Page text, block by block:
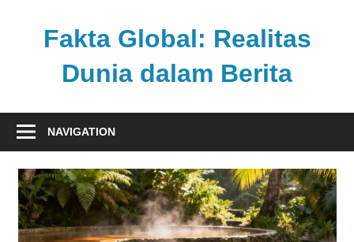
Fakta Global: Realitas
Dunia dalam Berita
kabar
dari
berbagai
sudut
pandang
NAVIGATION